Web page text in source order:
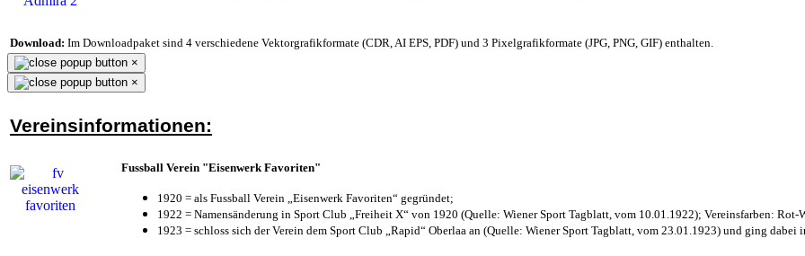
Download: Im Downloadpaket sind 4 verschiedene Vektorgrafikformate (CDR, AI EPS, PDF) und 3 Pixelgrafikformate (JPG, PNG, GIF) enthalten.
×
×
Vereinsinformationen:
Fussball Verein "Eisenwerk Favoriten"
1920 = als Fussball Verein „Eisenwerk Favoriten“ gegründet;
1922 = Namensänderung in Sport Club „Freiheit X“ von 1920 (Quelle: Wiener Sport Tagblatt, vom 10.01.1922); Vereinsfarben: Rot-
1923 = schloss sich der Verein dem Sport Club „Rapid“ Oberlaa an (Quelle: Wiener Sport Tagblatt, vom 23.01.1923) und ging dabei